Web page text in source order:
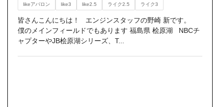
likeアバロン like3 like2.5 ライク2.5 ライク3
皆さんこんにちは！ エンジンスタッフの野崎 新です。
僕のメインフィールドでもあります 福島県 桧原湖 NBCチ
ャプターやJB桧原湖シリーズ、T...